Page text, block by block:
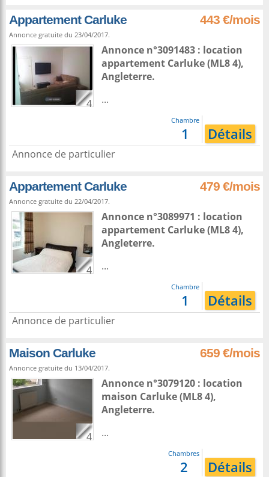
Appartement Carluke 443 €/mois
Annonce gratuite du 23/04/2017.
4
Annonce n°3091483 : location
appartement Carluke(ML8 4),
Angleterre.
...
Chambre
1 Détails
Annonce de particulier
Appartement Carluke 479 €/mois
Annonce gratuite du 22/04/2017.
4
Annonce n°3089971 : location
appartement Carluke(ML8 4),
Angleterre.
...
Chambre
1 Détails
Annonce de particulier
Maison Carluke 659 €/mois
Annonce gratuite du 13/04/2017.
4
Annonce n°3079120 : location
maison Carluke(ML8 4),
Angleterre.
...
Chambres
2 Détails